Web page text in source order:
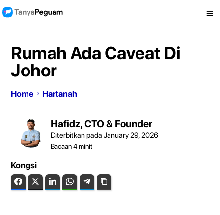
Rumah Ada Caveat Di
Johor
Home Hartanah
Hafidz, CTO & Founder
Diterbitkan pada January 29, 2026
Bacaan4minit
Kongsi
FacebookTwitter LinkedIn WhatsAppTelegram